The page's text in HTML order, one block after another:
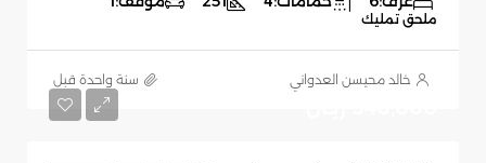
ملحق تمليك
خالد محيسن العدواني ‏سنة واحدة قبل